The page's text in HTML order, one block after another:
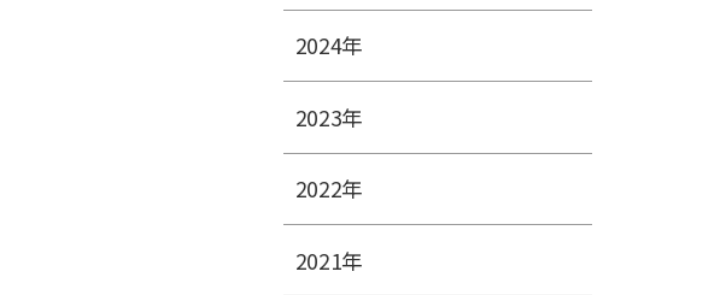
2024年
2023年
2022年
2021年